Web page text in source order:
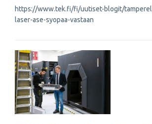
https://www.tek.fi/fi/uutiset-blogit/
laser-ase-syopaa-vastaan